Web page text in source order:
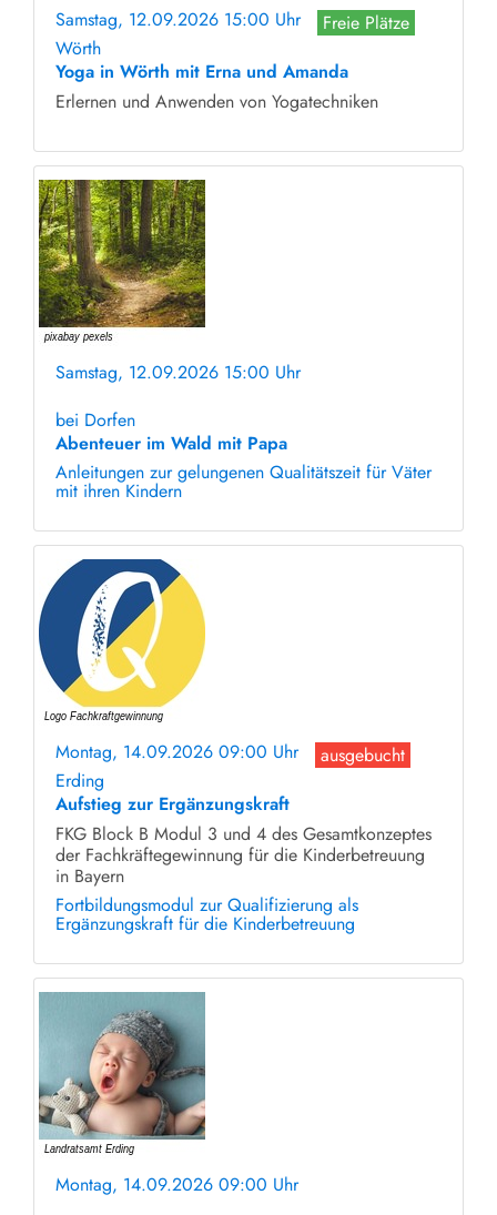
Samstag, 12.09.2026 15:00 Uhr
Freie Plätze
Wörth
Yoga in Wörth mit Erna und Amanda
Erlernen und Anwenden von Yogatechniken
Samstag, 12.09.2026 15:00 Uhr
bei Dorfen
Abenteuer im Wald mit Papa
Anleitungen zur gelungenen Qualitätszeit für Väter
mit ihren Kindern
Montag, 14.09.2026 09:00 Uhr
ausgebucht
Erding
Aufstieg zur Ergänzungskraft
FKG Block B Modul 3 und 4 des Gesamtkonzeptes
der Fachkräftegewinnung für die Kinderbetreuung
in Bayern
Fortbildungsmodul zur Qualifizierung als
Ergänzungskraft für die Kinderbetreuung
Montag, 14.09.2026 09:00 Uhr